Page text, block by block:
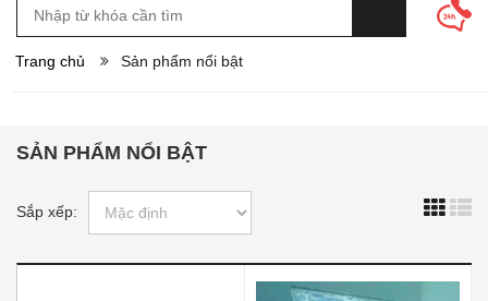
Trang chủ Sản phẩm nổi bật
SẢN PHẨM NỔI BẬT
Sắp xếp: